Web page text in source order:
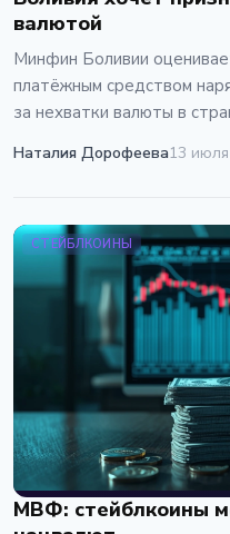
валютой
Минфин Боливии
платёжным средством
за нехватки валюты в
Наталия Дорофеева13
СТЕЙБЛКОИНЫ
МВФ: стейблкоины